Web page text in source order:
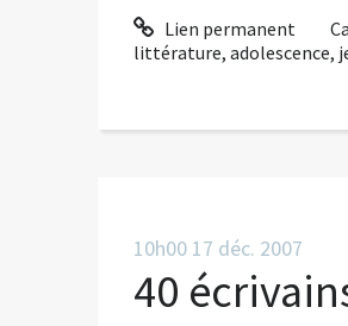
Lien permanent
littérature, adolescence,
10h00 17 déc. 2007
40